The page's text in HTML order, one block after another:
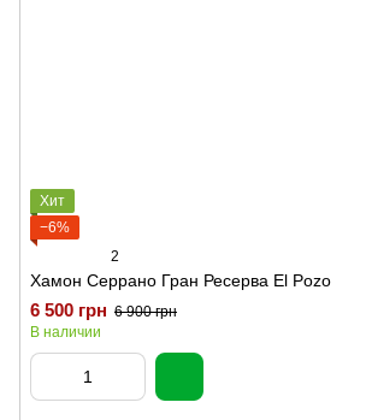
Хит
−6%
2
Хамон Серрано Гран Ресерва El Pozo
6 500 грн 6 900 грн
В наличии